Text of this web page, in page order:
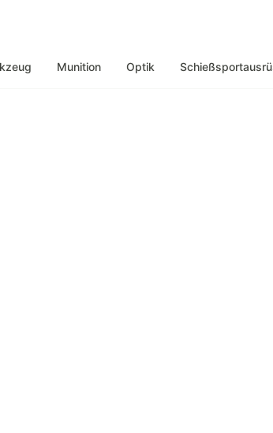
Munition Optik